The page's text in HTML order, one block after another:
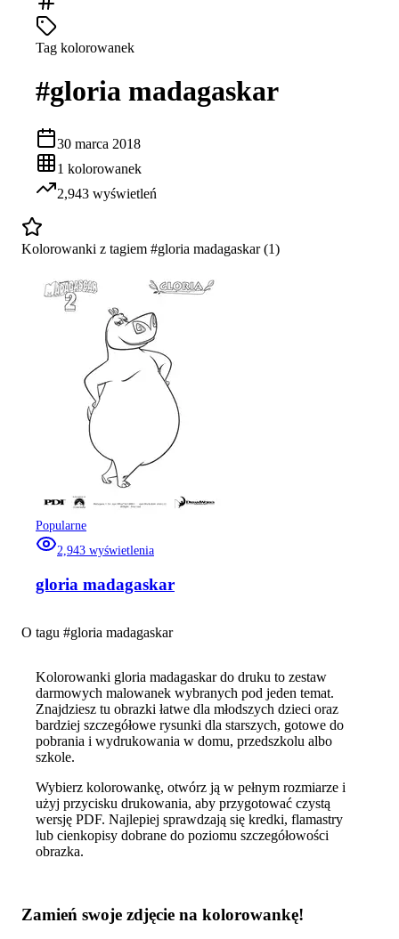
Tag kolorowanek
#gloria madagaskar
30 marca 2018
1 kolorowanek
2,943 wyświetleń
Kolorowanki z tagiem #gloria madagaskar(1)
Popularne
2,943 wyświetlenia
gloria madagaskar
O tagu #gloria madagaskar
Kolorowanki gloria madagaskar do druku to zestaw
darmowych malowanek wybranych pod jeden temat.
Znajdziesz tu obrazki łatwe dla młodszych dzieci oraz
bardziej szczegółowe rysunki dla starszych, gotowe do
pobrania i wydrukowania w domu, przedszkolu albo
szkole.
Wybierz kolorowankę, otwórz ją w pełnym rozmiarze i
użyj przycisku drukowania, aby przygotować czystą
wersję PDF. Najlepiej sprawdzają się kredki, flamastry
lub cienkopisy dobrane do poziomu szczegółowości
obrazka.
Zamień swoje zdjęcie na kolorowankę!